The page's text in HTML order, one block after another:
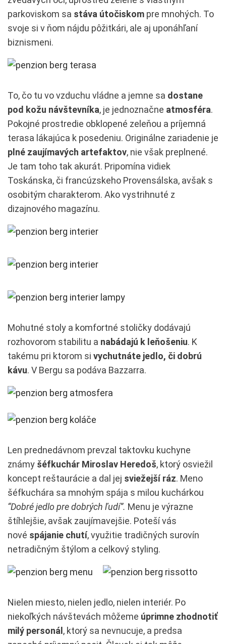
parkoviskom sa stáva útočiskom pre mnohých. To
svoje si v ňom nájdu pôžitkári, ale aj uponáhľaní
biznismeni.
To, čo tu vo vzduchu vládne a jemne sa dostane
pod kožu návštevníka, je jednoznačne atmosféra.
Pokojné prostredie obklopené zeleňou a príjemná
terasa lákajúca k posedeniu. Originálne zariadenie je
plné zaujímavých artefaktov, nie však preplnené.
Je tam toho tak akurát. Pripomína vidiek
Toskánska, či francúzskeho Provensálska, avšak s
osobitým charakterom. Ako vystrihnuté z
dizajnového magazínu.
Mohutné stoly a komfortné stoličky dodávajú
rozhovorom stabilitu a nabádajú k leňošeniu. K
takému pri ktorom si vychutnáte jedlo, či dobrú
kávu. V Bergu sa podáva Bazzarra.
Len prednedávnom prevzal taktovku kuchyne
známy šéfkuchár Miroslav Heredoš, ktorý osviežil
koncept reštaurácie a dal jej sviežejší ráz. Meno
šéfkuchára sa mnohým spája s milou kuchárkou
“Dobré jedlo pre dobrých ľudí”. Menu je výrazne
štíhlejšie, avšak zaujímavejšie. Poteší vás
nové spájanie chutí, využitie tradičných surovín
netradičným štýlom a celkový styling.
Nielen miesto, nielen jedlo, nielen interiér. Po
niekoľkých návštevách môžeme úprimne zhodnotiť
milý personál, ktorý sa nevnucuje, a predsa